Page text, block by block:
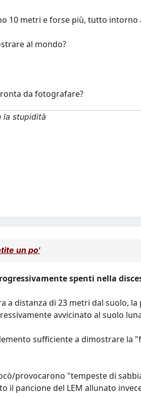
10 metri e forse più, tutto
al mondo?
da fotografare?
la stupidità
un po'
spenti nella
distanza di 23 metri dal suolo,
avvicinato al suolo
sufficiente a dimostrare la
provocarono "tempeste di
il pancione del LEM allunato